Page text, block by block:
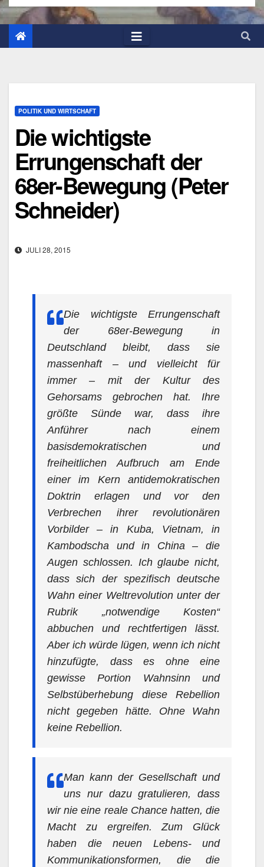
POLITIK UND WIRTSCHAFT
Die wichtigste
Errungenschaft der
68er-Bewegung (Peter
Schneider)
JULI 28, 2015
Die wichtigste Errungenschaft
der 68er-Bewegung in
Deutschland bleibt, dass sie
massenhaft – und vielleicht für
immer – mit der Kultur des
Gehorsams gebrochen hat. Ihre
größte Sünde war, dass ihre
Anführer nach einem
basisdemokratischen und
freiheitlichen Aufbruch am Ende
einer im Kern antidemokratischen
Doktrin erlagen und vor den
Verbrechen ihrer revolutionären
Vorbilder – in Kuba, Vietnam, in
Kambodscha und in China – die
Augen schlossen. Ich glaube nicht,
dass sich der spezifisch deutsche
Wahn einer Weltrevolution unter der
Rubrik „notwendige Kosten“
abbuchen und rechtfertigen lässt.
Aber ich würde lügen, wenn ich nicht
hinzufügte, dass es ohne eine
gewisse Portion Wahnsinn und
Selbstüberhebung diese Rebellion
nicht gegeben hätte. Ohne Wahn
keine Rebellion.
Man kann der Gesellschaft und
uns nur dazu gratulieren, dass
wir nie eine reale Chance hatten, die
Macht zu ergreifen. Zum Glück
haben die neuen Lebens- und
Kommunikationsformen, die die